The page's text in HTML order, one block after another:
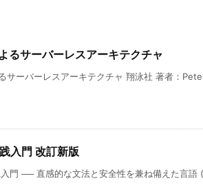
るサーバーレスアーキテクチャ
サーバーレスアーキテクチャ 翔泳社 著者：
入門 改訂新版
門 ── 直感的な文法と安全性を兼ね備えた言語